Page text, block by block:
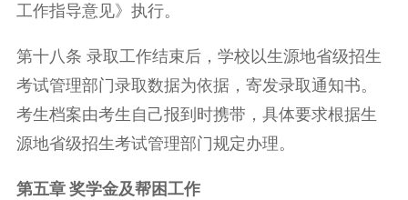
工作指导意见》执行。
第十八条 录取工作结束后，学校以生源地省级招生
考试管理部门录取数据为依据，寄发录取通知书。
考生档案由考生自己报到时携带，具体要求根据生
源地省级招生考试管理部门规定办理。
第五章 奖学金及帮困工作